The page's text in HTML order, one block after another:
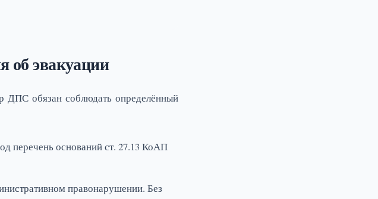
об эвакуации
ДПС обязан соблюдать определённый
перечень оснований ст. 27.13 КоАП
правонарушении. Без